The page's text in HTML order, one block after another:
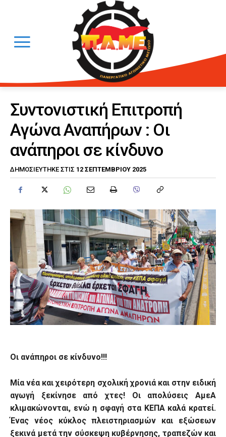
Συντονιστική Επιτροπή
Αγώνα Αναπήρων : Οι
ανάπηροι σε κίνδυνο
ΔΗΜΟΣΙΕΎΤΗΚΕ ΣΤΙΣ 12 ΣΕΠΤΕΜΒΡΊΟΥ 2025
Οι ανάπηροι σε κίνδυνο!!!
Μία νέα και χειρότερη σχολική χρονιά και στην ειδική
αγωγή ξεκίνησε από χτες! Οι απολύσεις ΑμεΑ
κλιμακώνονται, ενώ η σφαγή στα ΚΕΠΑ καλά κρατεί.
Ένας νέος κύκλος πλειστηριασμών και εξώσεων
ξεκινά μετά την σύσκεψη κυβέρνησης, τραπεζών και